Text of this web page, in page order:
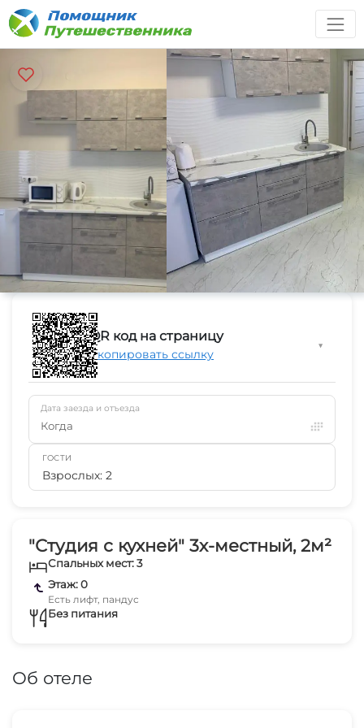
"Студия с кухней" 3х-местный, 2м²
Спальных мест: 3
Этаж: 0
Есть лифт, пандус
Без питания
Об отеле
QR код на страницу
Скопировать ссылку
▼
Дата заезда и отъезда
Когда
ГОСТИ
Взрослых: 2